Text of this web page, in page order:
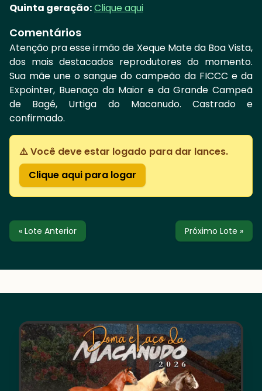
Quinta geração:Clique aqui
Comentários
Atenção pra esse irmão de Xeque Mate da Boa Vista,
dos mais destacados reprodutores do momento.
Sua mãe une o sangue do campeão da FICCC e da
Expointer, Buenaço da Maior e da Grande Campeã
de Bagé, Urtiga do Macanudo. Castrado e
confirmado.
⚠️ Você deve estar logado para dar lances.
Clique aqui para logar
« Lote Anterior Próximo Lote »